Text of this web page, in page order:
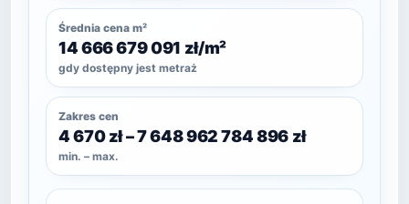
Średnia cena m²
14 666 679 091 zł/m²
gdy dostępny jest metraż
Zakres cen
4 670 zł – 7 648 962 784 896 zł
min. – max.